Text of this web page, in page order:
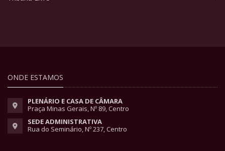
ONDE ESTAMOS
PLENÁRIO E CASA DE CÂMARA
Praça Minas Gerais, Nº 89, Centro
SEDE ADMINISTRATIVA
Rua do Seminário, Nº 237, Centro